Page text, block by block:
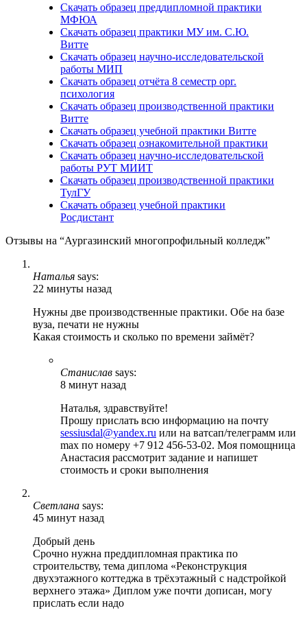
Скачать образец преддипломной практики
МФЮА
Скачать образец практики МУ им. С.Ю.
Витте
Скачать образец научно-исследовательской
работы МИП
Скачать образец отчёта 8 семестр орг.
психология
Скачать образец производственной практики
Витте
Скачать образец учебной практики Витте
Скачать образец ознакомительной практики
Скачать образец научно-исследовательской
работы РУТ МИИТ
Скачать образец производственной практики
ТулГУ
Скачать образец учебной практики
Росдистант
Отзывы на “Аургазинский многопрофильный колледж”
Наталья says:
22 минуты назад
Нужны две производственные практики. Обе на базе
вуза, печати не нужны
Какая стоимость и сколько по времени займёт?
Станислав says:
8 минут назад
Наталья, здравствуйте!
Прошу прислать всю информацию на почту
sessiusdal@yandex.ru или на ватсап/телеграмм или
max по номеру +7 912 456-53-02. Моя помощница
Анастасия рассмотрит задание и напишет
стоимость и сроки выполнения
Светлана says:
45 минут назад
Добрый день
Срочно нужна преддипломная практика по
строительству, тема диплома «Реконструкция
двухэтажного коттеджа в трёхэтажный с надстройкой
верхнего этажа» Диплом уже почти дописан, могу
прислать если надо